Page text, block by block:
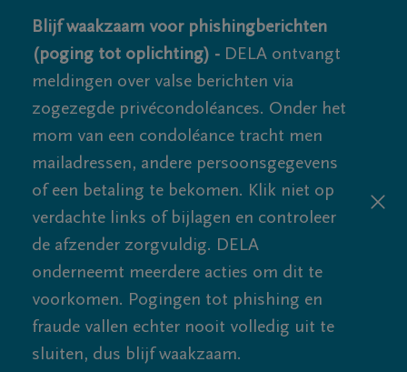
Blijf waakzaam voor phishingberichten
(poging tot oplichting) - DELA ontvangt
meldingen over valse berichten via
zogezegde privécondoléances. Onder het
mom van een condoléance tracht men
mailadressen, andere persoonsgegevens
of een betaling te bekomen. Klik niet op
verdachte links of bijlagen en controleer
de afzender zorgvuldig. DELA
onderneemt meerdere acties om dit te
voorkomen. Pogingen tot phishing en
fraude vallen echter nooit volledig uit te
sluiten, dus blijf waakzaam.